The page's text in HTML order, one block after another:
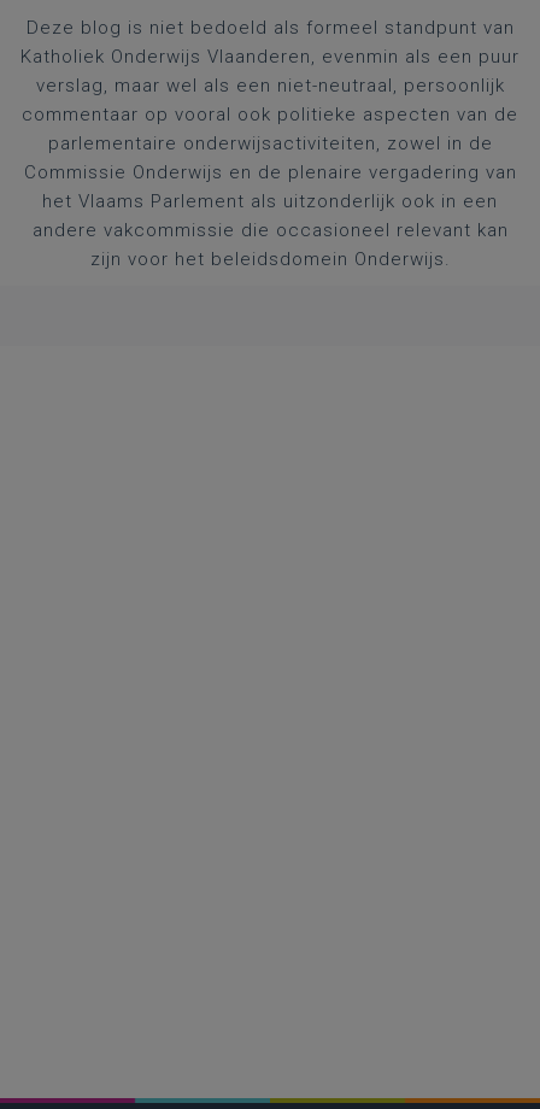
Deze blog is niet bedoeld als formeel standpunt van
Katholiek Onderwijs Vlaanderen, evenmin als een puur
verslag, maar wel als een niet-neutraal, persoonlijk
commentaar op vooral ook politieke aspecten van de
parlementaire onderwijsactiviteiten, zowel in de
Commissie Onderwijs en de plenaire vergadering van
het Vlaams Parlement als uitzonderlijk ook in een
andere vakcommissie die occasioneel relevant kan
zijn voor het beleidsdomein Onderwijs.